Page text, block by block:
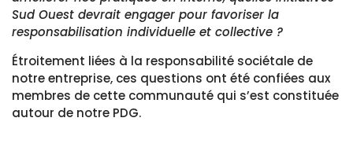
Sud Ouest devrait engager pour favoriser la
responsabilisation individuelle et collective ?
Étroitement liées à la responsabilité sociétale de
notre entreprise, ces questions ont été confiées aux
membres de cette communauté qui s’est constituée
autour de notre PDG.